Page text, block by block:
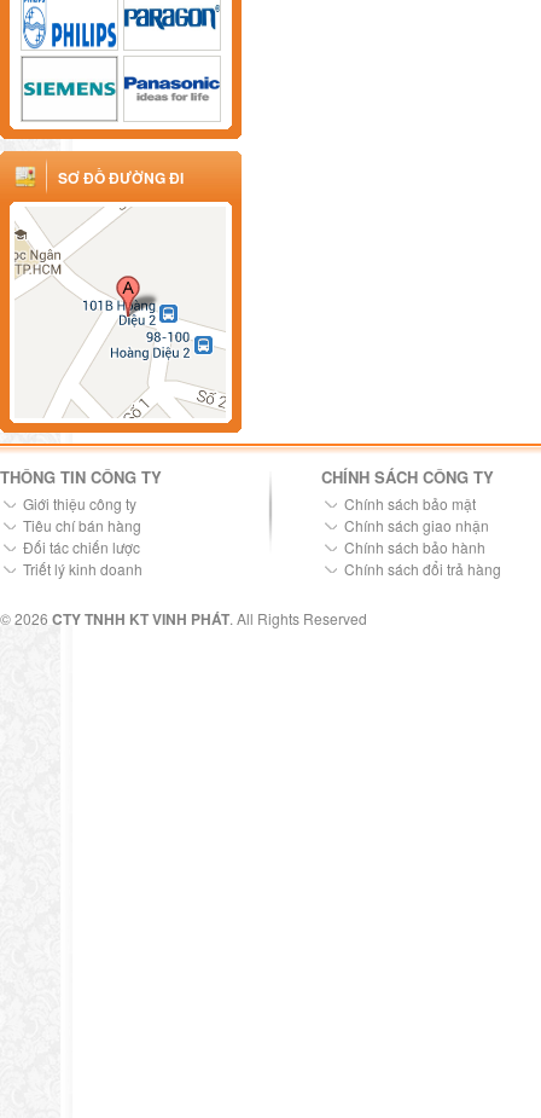
SƠ ĐỒ ĐƯỜNG ĐI
THÔNG TIN CÔNG TY
Giới thiệu công ty
Tiêu chí bán hàng
Đối tác chiến lược
Triết lý kinh doanh
CHÍNH SÁCH CÔNG TY
Chính sách bảo mật
Chính sách giao nhận
Chính sách bảo hành
Chính sách đổi trả hàng
© 2026 CTY TNHH KT VINH PHÁT. All Rights Reserved